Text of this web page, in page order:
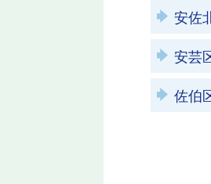
安佐
安芸
佐伯